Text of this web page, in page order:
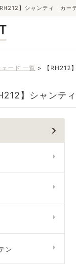
】シャンティ｜カー
ード 一覧 【RH212
】シャンテ
ン